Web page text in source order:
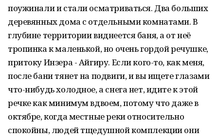
поужинали и стали осматриваться. Два больших
деревянных дома с отдельными комнатами. В
глубине территории виднеется баня, а от неё
тропинка к маленькой, но очень гордой речушке,
притоку Инзера - Айгиру. Если кого-то, как меня,
после бани тянет на подвиги, и вы ищете глазами
что-нибудь холодное, а снега нет, идите к этой
речке как минимум вдвоем, потому что даже в
октябре, когда местные реки относительно
спокойны, людей тщедушной комплекции они